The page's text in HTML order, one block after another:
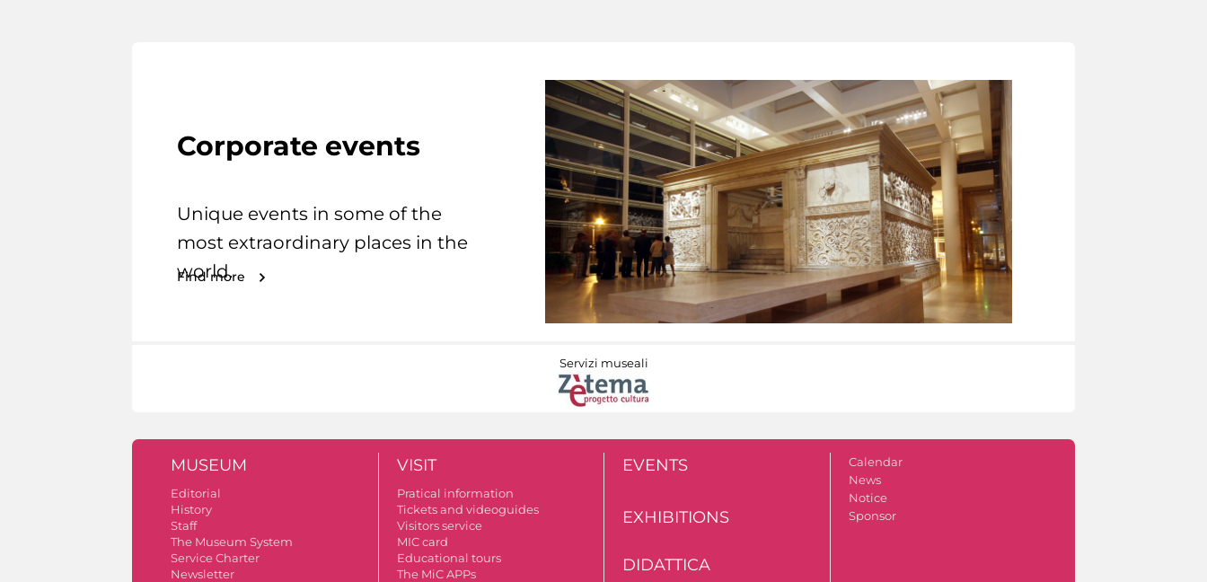
Corporate events
Unique events in some of the
most extraordinary places in the
world.
Find more
Servizi museali
MUSEUM
Editorial
History
Staff
The Museum System
Service Charter
Newsletter
VISIT
Pratical information
Tickets and videoguides
Visitors service
MIC card
Educational tours
The MiC APPs
EVENTS
EXHIBITIONS
DIDATTICA
Calendar
News
Notice
Sponsor